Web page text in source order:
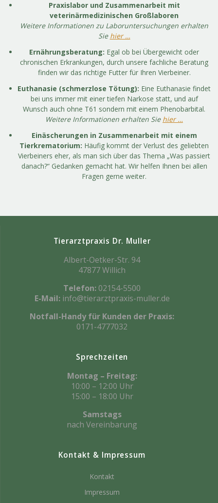
Praxislabor und Zusammenarbeit mit
veterinärmedizinischen Großlaboren
Weitere Informationen zu Laboruntersuchungen erhalten
Sie hier …
Ernährungsberatung: Egal ob bei Übergewicht oder
chronischen Erkrankungen, durch unsere fachliche Beratung
finden wir das richtige Futter für Ihren Vierbeiner.
Euthanasie (schmerzlose Tötung): Eine Euthanasie findet
bei uns immer mit einer tiefen Narkose statt, und auf
Wunsch auch ohne T61 sondern mit einem Phenobarbital.
Weitere Informationen erhalten Sie hier …
Einäscherungen in Zusammenarbeit mit einem
Tierkrematorium: Häufig kommt der Verlust des geliebten
Vierbeiners eher, als man sich über das Thema „Was passiert
danach?“ Gedanken gemacht hat. Wir helfen Ihnen bei allen
Fragen gerne weiter.
Tierarztpraxis Dr. Muller
Albert-Oetker-Str. 94
47877 Willich
Telefon: 02154-5500
E-Mail:info@tierarztpraxis-muller.de
Notfall-Handy für Kunden der Praxis:
0171-4777032
Sprechzeiten
Montag – Freitag:
10:00 – 12:00 Uhr
15:00 – 18:00 Uhr
Samstags
nach Vereinbarung
Kontakt & Impressum
Kontakt
Impressum